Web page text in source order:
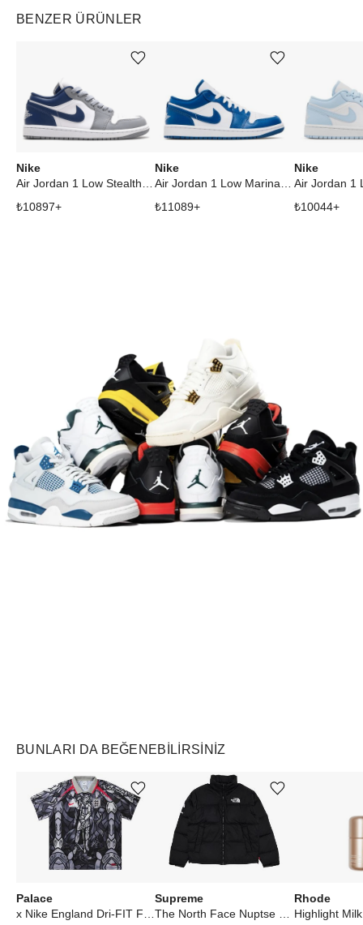
BENZER ÜRÜNLER
Nike
₺10897+
Ürünü istek listesine ekle veya listeden çıkar
Nike
₺11089+
Ürünü istek listesine ekle veya listeden çıkar
Nike
₺10044+
BUNLARI DA BEĞENEBILIRSINIZ
Palace
x Nike England Dri-FIT Football Jersey Pewter Grey/Bright Crimson
Ürünü istek listesine ekle veya listeden çıkar
Supreme
The North Face Nuptse Jacket Black
Ürünü istek listesine ekle veya listeden çıkar
Rhode